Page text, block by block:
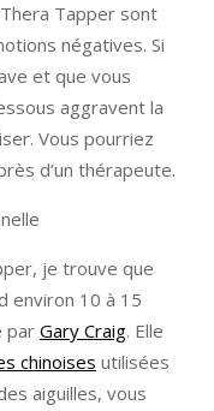
Thera Tapper sont
négatives. Si
et que vous
aggravent la
Vous pourriez
d’un thérapeute.
je trouve que
environ 10 à 15
par Gary Craig. Elle
chinoises utilisées
aiguilles, vous